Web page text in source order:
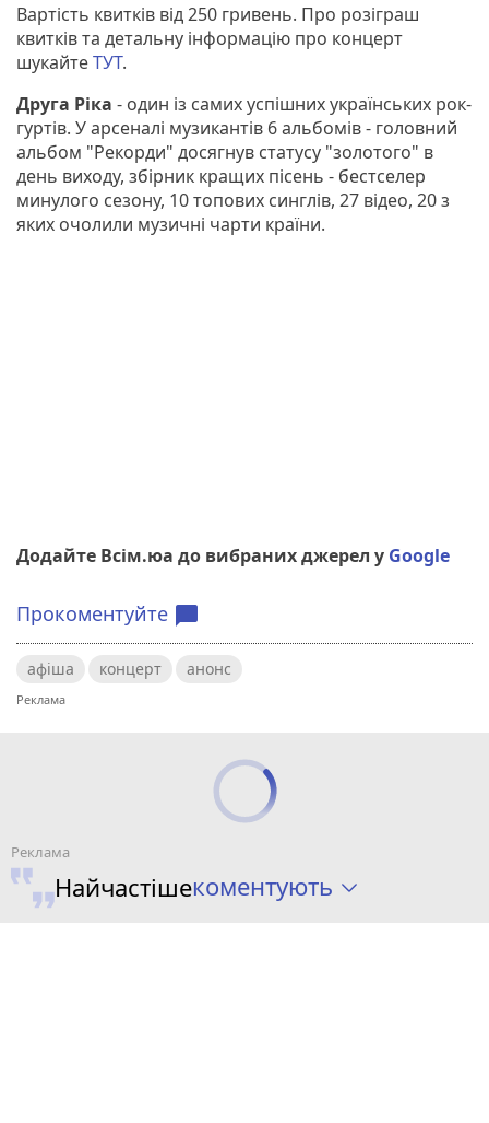
Вартість квитків від 250 гривень. Про розіграш
квитків та детальну інформацію про концерт
шукайтеТУТ.
Друга Ріка - один із самих успішних українських рок-
гуртів. У арсеналі музикантів 6 альбомів - головний
альбом "Рекорди" досягнув статусу "золотого" в
день виходу, збірник кращих пісень - бестселер
минулого сезону, 10 топових синглів, 27 відео, 20 з
яких очолили музичні чарти країни.
Додайте Всім.юа до вибраних джерел у Google
Прокоментуйте chat_bubble
афіша концерт анонс
Найчастішекоментують